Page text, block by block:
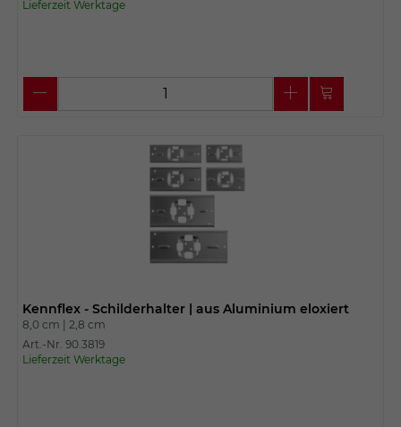
Lieferzeit Werktage
Kennflex - Schilderhalter | aus Aluminium eloxiert
8,0 cm | 2,8 cm
Art.-Nr. 90.3819
Lieferzeit Werktage